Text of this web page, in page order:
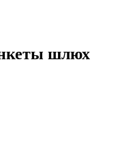
шлюх